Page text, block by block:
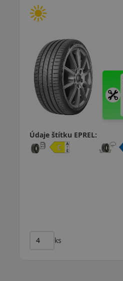
Údaje štítku EPREL:
ks